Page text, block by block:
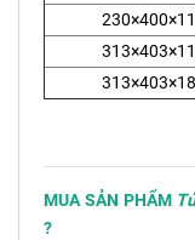
MUA SẢN PHẨM
?